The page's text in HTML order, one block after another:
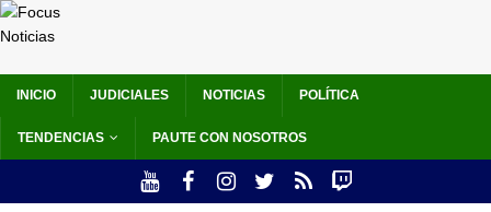
INICIO JUDICIALES NOTICIAS POLÍTICA
TENDENCIAS PAUTE CON NOSOTROS